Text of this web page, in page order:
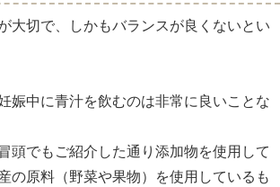
大切で、しかもバランスが良くないとい
娠中に青汁を飲むのは非常に良いことな
頭でもご紹介した通り添加物を使用して
の原料（野菜や果物）を使用しているも